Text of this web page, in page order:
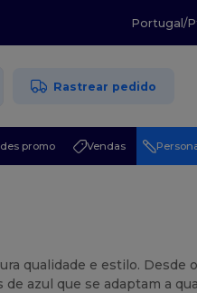
Portugal/
Rastrear pedido
promo Vendas
qualidade e estilo. Desde o
azul que se adaptam a